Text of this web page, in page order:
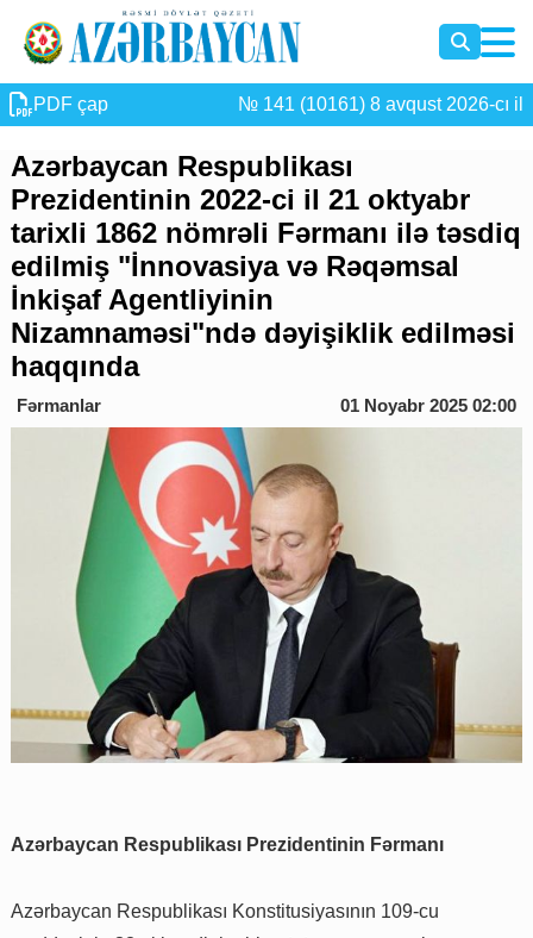
PDF çap № 141 (10161) 8 avqust 2026-cı il
Azərbaycan Respublikası
Prezidentinin 2022-ci il 21 oktyabr
tarixli 1862 nömrəli Fərmanı ilə təsdiq
edilmiş "İnnovasiya və Rəqəmsal
İnkişaf Agentliyinin
Nizamnaməsi"ndə dəyişiklik edilməsi
haqqında
Fərmanlar 01 Noyabr 2025 02:00
Azərbaycan Respublikası Prezidentinin Fərmanı
Azərbaycan Respublikası Konstitusiyasının 109-cu